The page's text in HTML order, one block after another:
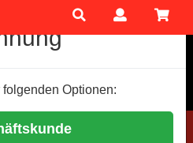
9399888-60
ein optimales
notwendig, andere dienen zu
Optionen: